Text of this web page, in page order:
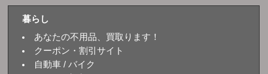
暮らし
あなたの不用品、買取ります！
クーポン・割引サイト
自動車 / バイク